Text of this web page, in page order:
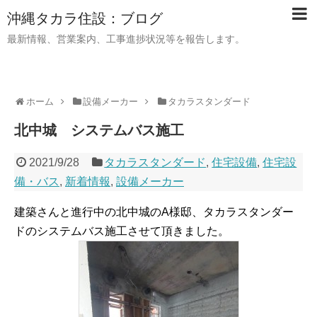
沖縄タカラ住設：ブログ
最新情報、営業案内、工事進捗状況等を報告します。
ホーム 設備メーカー タカラスタンダード
北中城 システムバス施工
2021/9/28 タカラスタンダード,住宅設備,住宅設
備・バス, 新着情報, 設備メーカー
建築さんと進行中の北中城のA様邸、タカラスタンダー
ドのシステムバス施工させて頂きました。